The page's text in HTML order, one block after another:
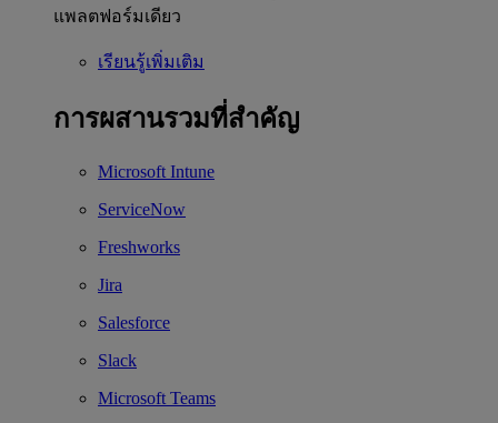
แพลตฟอร์มเดียว
เรียนรู้เพิ่มเติม
การผสานรวมที่สำคัญ
Microsoft Intune
ServiceNow
Freshworks
Jira
Salesforce
Slack
Microsoft Teams